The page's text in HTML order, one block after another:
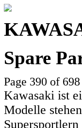
Spare
Page 390 of 698
Kawasaki ist
Modelle